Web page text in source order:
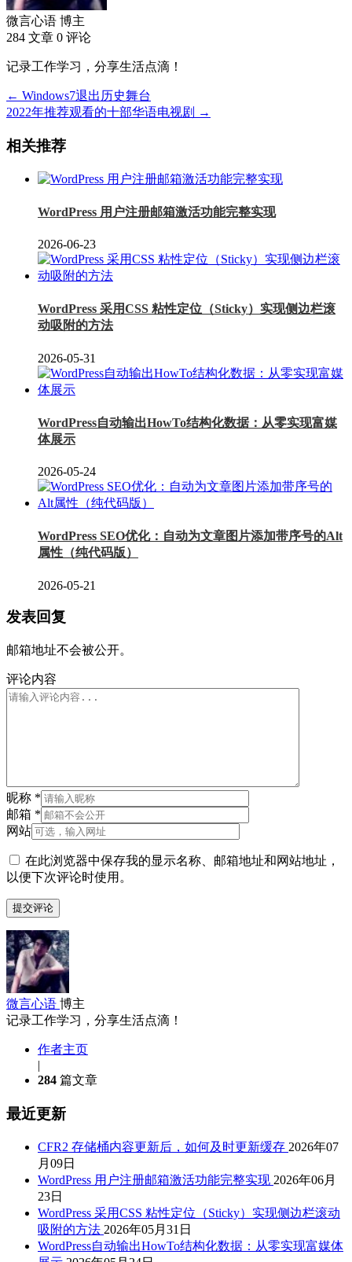
微言心语 博主
284 文章 0 评论
记录工作学习，分享生活点滴！
← Windows7退出历史舞台
2022年推荐观看的十部华语电视剧 →
相关推荐
WordPress 用户注册邮箱激活功能完整实现
2026-06-23
WordPress 采用CSS 粘性定位（Sticky）实现侧边栏滚
动吸附的方法
2026-05-31
WordPress自动输出HowTo结构化数据：从零实现富媒
体展示
2026-05-24
WordPress SEO优化：自动为文章图片添加带序号的Alt
属性（纯代码版）
2026-05-21
发表回复
邮箱地址不会被公开。
评论内容
昵称 *
邮箱 *
网站
在此浏览器中保存我的显示名称、邮箱地址和网站地址，
以便下次评论时使用。
微言心语 博主
记录工作学习，分享生活点滴！
作者主页
|
284 篇文章
最近更新
CFR2 存储桶内容更新后，如何及时更新缓存 2026年07
月09日
WordPress 用户注册邮箱激活功能完整实现 2026年06月
23日
WordPress 采用CSS 粘性定位（Sticky）实现侧边栏滚动
吸附的方法 2026年05月31日
WordPress自动输出HowTo结构化数据：从零实现富媒体